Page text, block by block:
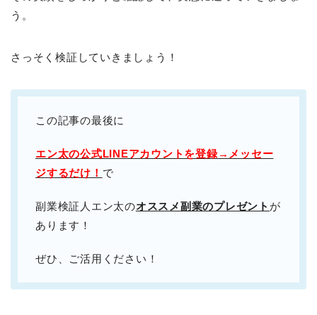
う。
さっそく検証していきましょう！
この記事の最後に
エン太の公式LINEアカウントを登録→メッセー
ジするだけ！ で
副業検証人エン太のオススメ副業のプレゼント が
あります！
ぜひ、ご活用ください！